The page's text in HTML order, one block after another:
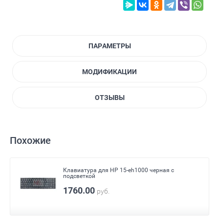
ПАРАМЕТРЫ
МОДИФИКАЦИИ
ОТЗЫВЫ
Похожие
Клавиатура для HP 15-eh1000 черная с
подсветкой
1760.00 руб.